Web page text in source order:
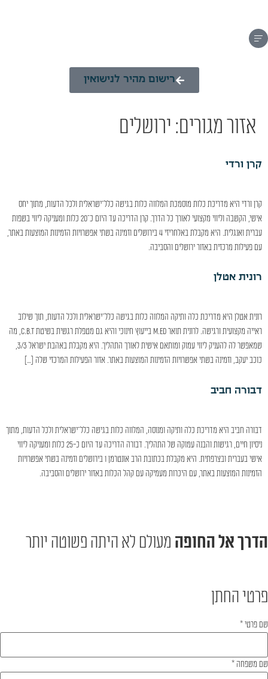
רישום מהיר לנישואין
אזור מגורים: ירושלים
קרן ורדי
קרן ורדי היא מדריכת כלות מוסמכת המלווה כלות בגישה כלל־ישראלית ולכל הדעות, מתוך יחס
אישי, הקשבה וליווי מקצועי לאורך כל הדרך. קרן הדריכה עד היום כ־20 כלות ומעניקה ליווי בשפות
עברית ואנגלית. היא מקבלת באלחריזי 4 בירושלים וזמינה בשתי אפשרויות הזמינות המוצעות באתר,
עם פעילות מרכזית באזור ירושלים והסביבה.
רונית אטלן
רונית אטלן היא מדריכת כלה ותיקה המלווה כלות בגישה כלל־ישראלית ולכל הדעות, תוך שילוב
ראייה מקצועית ורגישה. לרונית תואר M.Ed בייעוץ חינוכי והיא גם מטפלת רגשית בשיטת C.B.T, מה
שמאפשר לה להעניק ליווי עמוק ומותאם אישית לאורך התהליך. היא מקבלת באהבת ישראל 3/3,
כוכב יעקב, וזמינה בשתי אפשרויות הזמינות המוצעות באתר. אזור הפעילות המרכזי שלה […]
דבורה חביב
דבורה חביב היא מדריכת כלה ותיקה ומנוסה, המלווה כלות בגישה כלל־ישראלית ולכל הדעות, מתוך
ניסיון חיים, רגישות והבנה עמוקה של התהליך. דבורה הדריכה עד היום כ-25 כלות ומעניקה ליווי
אישי בעברית ובצרפתית. היא מקבלת בכתובת הרב אונטרמן 1 בירושלים וזמינה בשתי אפשרויות
הזמינות המוצעות באתר, עם היכרות מעמיקה עם קהל הכלות באזור ירושלים והסביבה.
הדרך אל החופה מעולם לא היתה פשוטה יותר
פרטי החתן
שם פרטי*
שם משפחה*